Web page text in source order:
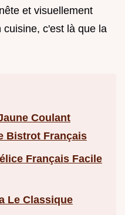
et visuellement
cuisine, c'est là que la
Coulant
Bistrot Français
Français Facile
Le Classique